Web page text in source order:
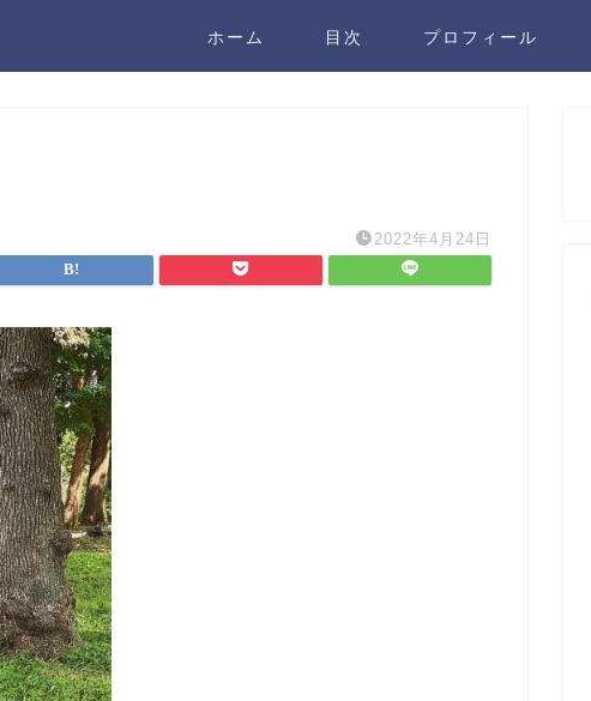
ホーム 目次 プロフィール
2022年4月24日